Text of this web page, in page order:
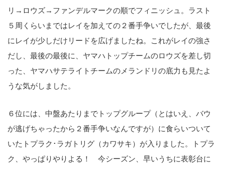
リ→ロウズ→ファンデルマークの順でフィニッシュ。ラスト
５周くらいまではレイを加えての２番手争いでしたが、最後
にレイが少しだけリードを広げましたね。これがレイの強さ
だし、最後の最後に、ヤマハトップチームのロウズを差し切
った、ヤマハサテライトチームのメランドリの底力も見たよ
うな気がしました。
６位には、中盤あたりまでトップグループ（とはいえ、バウ
が逃げちゃったから２番手争いなんですが）に食らいついて
いたトプラク･ラガトリグ（カワサキ）が入りました。トプラ
ク、やっぱりやりよる！ 今シーズン、早いうちに表彰台に